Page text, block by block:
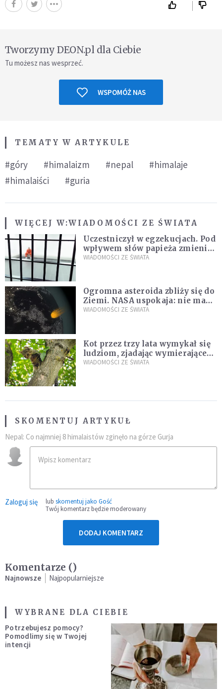
Tworzymy DEON.pl dla Ciebie
Tu możesz nas wesprzeć.
WSPOMÓŻ NAS
TEMATY W ARTYKULE
#góry #himalaizm #nepal
#himalaje
#himalaiści
#guria
WIĘCEJ W:WIADOMOŚCI ZE ŚWIATA
Uczestniczył w egzekucjach. Pod
wpływem słów papieża zmienił
zdanie
WIADOMOŚCI ZE ŚWIATA
Ogromna asteroida zbliży się do
Ziemi. NASA uspokaja: nie ma
zagrożenia
WIADOMOŚCI ZE ŚWIATA
Kot przez trzy lata wymykał się
ludziom, zjadając wymierające
kaczki. W końcu popełnił
WIADOMOŚCI ZE ŚWIATA
SKOMENTUJ ARTYKUŁ
Nepal: Co najmniej 8 himalaistów zginęło na górze Gurja
Zaloguj się lub skomentuj jako Gość
Twój komentarz będzie moderowany
DODAJ KOMENTARZ
Komentarze ()
Najnowsze Najpopularniejsze
WYBRANE DLA CIEBIE
Potrzebujesz pomocy?
Pomodlimy się w Twojej
intencji